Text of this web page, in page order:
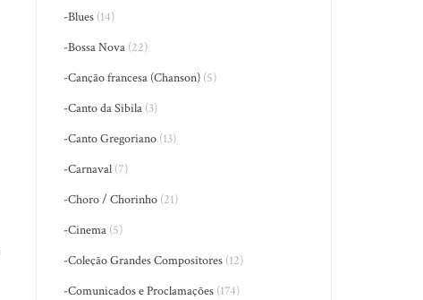
-Blues (14)
-Bossa Nova (22)
-Canção francesa (Chanson) (5)
-Canto da Sibila (3)
-Canto Gregoriano (13)
-Carnaval (7)
-Choro / Chorinho (21)
-Cinema (5)
-Coleção Grandes Compositores (12)
-Comunicados e Proclamações (174)